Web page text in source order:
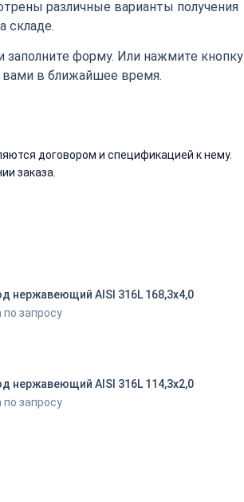
различные варианты получения
складе.
заполните форму. Или нажмите кнопку
вами в ближайшее время.
договором и спецификацией к нему.
заказа.
нержавеющий AISI 316L 168,3х4,0
по запросу
нержавеющий AISI 316L 114,3х2,0
по запросу